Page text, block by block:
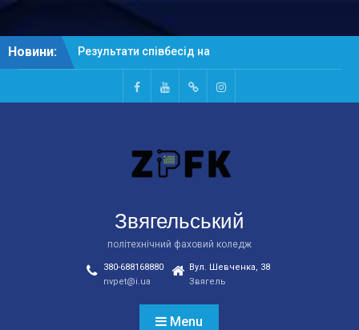
to
Новини:
Результати співбесід на
основі ПЗСО
Результати співбесід на
основі БСОFacebookYoutubeTelegtamInstagram
Звягельський
політехнічний фаховий коледж
380-688168880
nvpet@i.ua
Вул. Шевченка, 38
Звягель
Menu